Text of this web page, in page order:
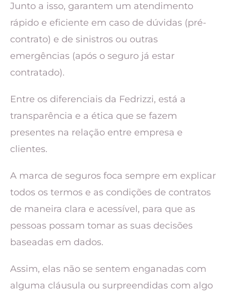
Junto a isso, garantem um atendimento
rápido e eficiente em caso de dúvidas (pré-
contrato) e de sinistros ou outras
emergências (após o seguro já estar
contratado).
Entre os diferenciais da Fedrizzi, está a
transparência e a ética que se fazem
presentes na relação entre empresa e
clientes.
A marca de seguros foca sempre em explicar
todos os termos e as condições de contratos
de maneira clara e acessível, para que as
pessoas possam tomar as suas decisões
baseadas em dados.
Assim, elas não se sentem enganadas com
alguma cláusula ou surpreendidas com algo